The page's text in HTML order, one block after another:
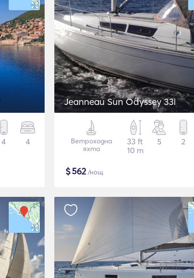
4 4
Jeanneau Sun Odyssey 33i
Ветроходна
яхта
33 ft
10 m
5 2
$562/нощ